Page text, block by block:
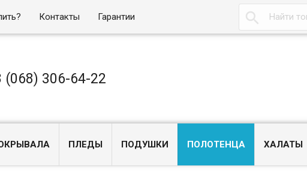
Контакты Гарантии 
(068) 306-64-22
ПЛЕДЫ ПОДУШКИ ПОЛОТЕНЦА ХАЛАТЫ